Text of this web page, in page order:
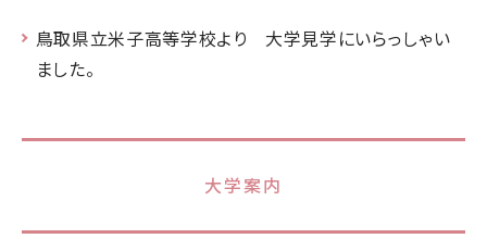
鳥取県立米子高等学校より 大学見学にいらっしゃい
ました。
大学案内